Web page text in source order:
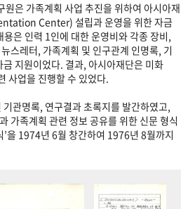
은 가족계획 사업 추진을 위하여 아시아재
Center) 설립과 운영을 위한 자금
은 인력 1인에 대한 운영비와 각종 장비,
스레터, 가족계획 및 인구관계 인명록, 기
지원이었다. 결과, 아시아재단은 미화
사업을 진행할 수 있었다.
관명록, 연구결과 초록지를 발간하였고,
가족계획 관련 정보 공유를 위한 신문 형식
’을 1974년 6월 창간하여 1976년 8월까지